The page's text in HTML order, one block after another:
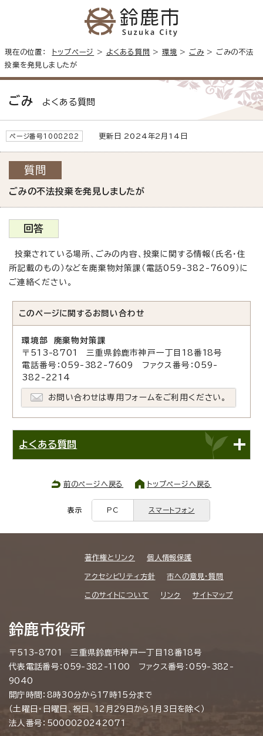
現在の位置： トップページ > よくある質問 > 環境 > ごみ> ごみの不法
投棄を発見しましたが
ごみ よくある質問
ページ番号1008282 更新日 2024年2月14日
質問
ごみの不法投棄を発見しましたが
回答
投棄されている場所、ごみの内容、投棄に関する情報（氏名・住
所記載のもの）などを廃棄物対策課（電話059-382-7609）に
ご連絡ください。
このページに関する お問い合わせ
環境部 廃棄物対策課
〒513-8701 三重県鈴鹿市神戸一丁目18番18号
電話番号：059-382-7609 ファクス番号：059-
382-2214
お問い合わせは専用フォームをご利用ください。
よくある質問
前のページへ戻る トップページへ戻る
表示 PC スマートフォン
著作権とリンク 個人情報保護
アクセシビリティ方針 市への意見・質問
このサイトについて リンク サイトマップ
鈴鹿市役所
〒513-8701 三重県鈴鹿市神戸一丁目18番18号
代表電話番号：059-382-1100 ファクス番号：059-382-
9040
開庁時間：8時30分から17時15分まで
（土曜日・日曜日、祝日、12月29日から1月3日を除く）
法人番号：5000020242071